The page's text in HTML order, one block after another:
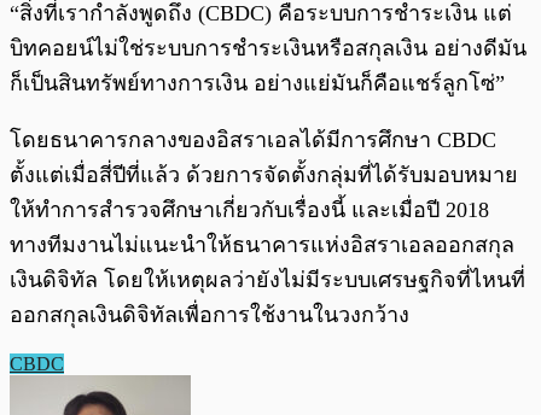
“สิ่งที่เรากำลังพูดถึง (CBDC) คือระบบการชำระเงิน แต่
บิทคอยน์ไม่ใช่ระบบการชำระเงินหรือสกุลเงิน อย่างดีมัน
ก็เป็นสินทรัพย์ทางการเงิน อย่างแย่มันก็คือแชร์ลูกโซ่”
โดยธนาคารกลางของอิสราเอลได้มีการศึกษา CBDC
ตั้งแต่เมื่อสี่ปีที่แล้ว ด้วยการจัดตั้งกลุ่มที่ได้รับมอบหมาย
ให้ทำการสำรวจศึกษาเกี่ยวกับเรื่องนี้ และเมื่อปี 2018
ทางทีมงานไม่แนะนำให้ธนาคารแห่งอิสราเอลออกสกุล
เงินดิจิทัล โดยให้เหตุผลว่ายังไม่มีระบบเศรษฐกิจที่ไหนที่
ออกสกุลเงินดิจิทัลเพื่อการใช้งานในวงกว้าง
CBDC